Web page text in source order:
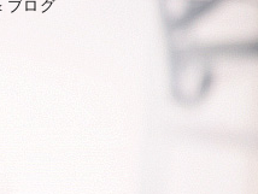
ブログ